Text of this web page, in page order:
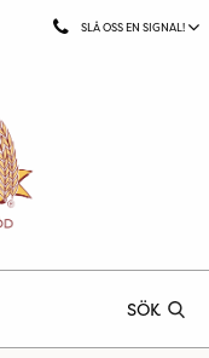
SLÅ OSS EN SIGNAL!
SÖK